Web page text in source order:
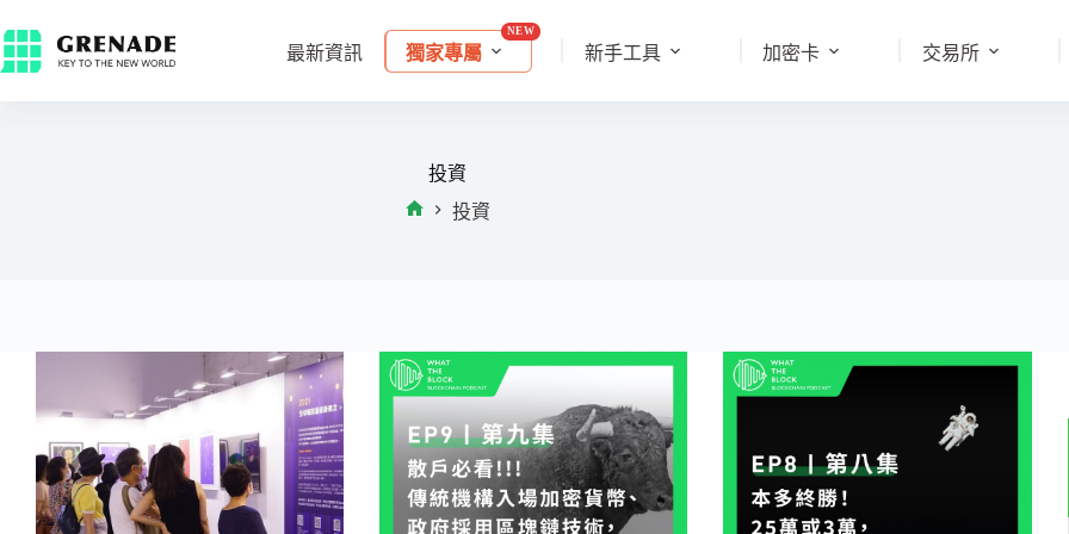
最新資訊 獨家專屬 新手工具 加密卡 交易所
投資
投資